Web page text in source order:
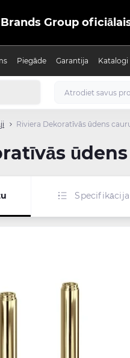
Group
Piegāde Garantija Katalogi
Riviera Dekoratīvās ūdens
Specifikācija